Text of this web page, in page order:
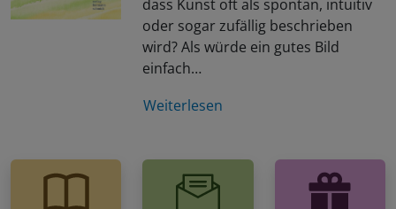
dass Kunst oft als spontan, intuitiv
oder sogar zufällig beschrieben
wird? Als würde ein gutes Bild
einfach…
Weiterlesen